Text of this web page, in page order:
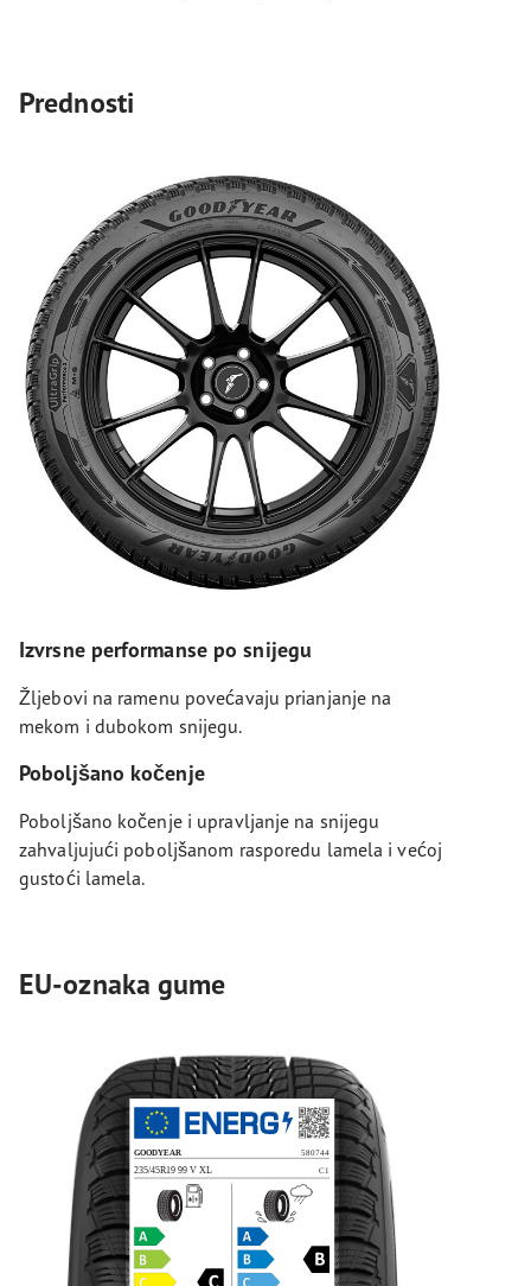
Prednosti
Izvrsne performanse po snijegu
Žljebovi na ramenu povećavaju prianjanje na
mekom i dubokom snijegu.
Poboljšano kočenje
Poboljšano kočenje i upravljanje na snijegu
zahvaljujući poboljšanom rasporedu lamela i većoj
gustoći lamela.
EU-oznaka gume